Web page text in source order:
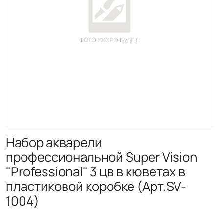
Набор акварели
профессиональной Super Vision
"Professional" 3 цв в кюветах в
пластиковой коробке (Арт.SV-
1004)